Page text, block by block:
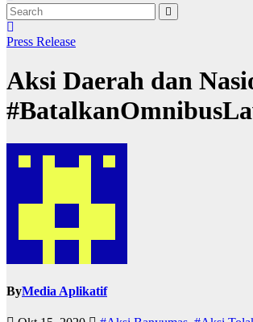
Press Release
Aksi Daerah dan
ByMedia Aplikatif